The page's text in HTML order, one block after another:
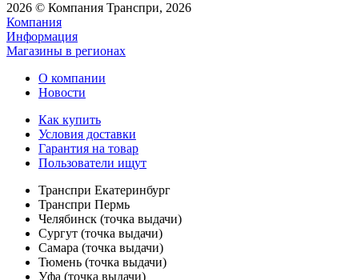
2026 © Компания Транспри, 2026
Компания
Информация
Магазины в регионах
О компании
Новости
Как купить
Условия доставки
Гарантия на товар
Пользователи ищут
Транспри Екатеринбург
Транспри Пермь
Челябинск (точка выдачи)
Сургут (точка выдачи)
Самара (точка выдачи)
Тюмень (точка выдачи)
Уфа (точка выдачи)